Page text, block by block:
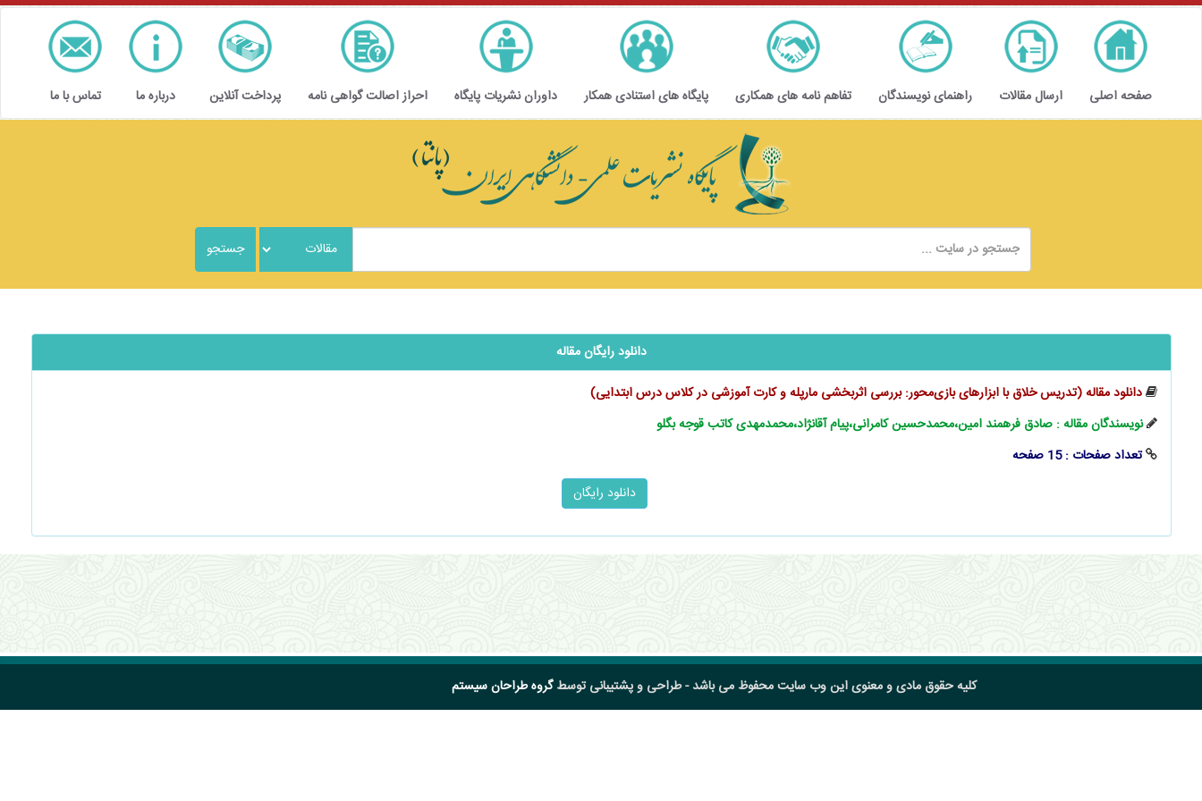
صفحه اصلی ارسال مقالات راهنمای نویسندگان تفاهم نامه های همکاری پایگاه های استنادی همکار داوران نشریات پایگاه احراز اصالت گواهی نامه پرداخت آنلاین درباره ما تماس با ما
دانلود رایگان مقاله
دانلود مقاله (تدریس خلاق با ابزارهای بازی‌محور: بررسی اثربخشی مارپله و کارت آموزشی در کلاس درس ابتدایی)
نویسندگان مقاله : صادق فرهمند امین،محمدحسین کامرانی،پیام آقانژاد،محمدمهدی کاتب قوجه بگلو
تعداد صفحات : 15 صفحه
کلیه حقوق مادی و معنوی این وب سایت محفوظ می باشد - طراحی و پشتیبانی توسطگروه طراحان سیستم